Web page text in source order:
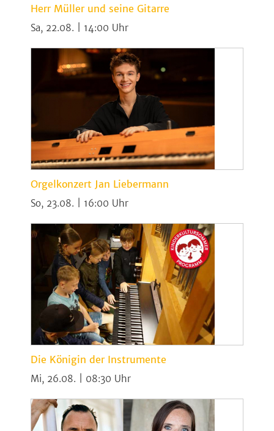
Herr Müller und seine Gitarre
Sa, 22.08. | 14:00
Orgelkonzert Jan Liebermann
So, 23.08. | 16:00
Die Königin der Instrumente
Mi, 26.08. | 08:30